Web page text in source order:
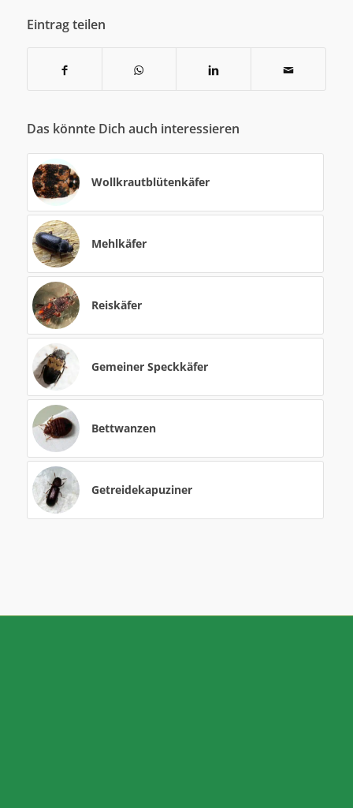
Eintrag teilen
Das könnte Dich auch interessieren
Wollkrautblütenkäfer
Mehlkäfer
Reiskäfer
Gemeiner Speckkäfer
Bettwanzen
Getreidekapuziner